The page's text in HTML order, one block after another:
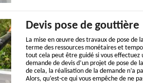
Devis pose de gouttière
La mise en œuvre des travaux de pose de
terme des ressources monétaires et
tout cela peut être guidé si vous effectuez
demande de devis d’un projet de pose de
de cela, la réalisation de la demande n’a
Alors, qu’est-ce qui vous empêche de ne